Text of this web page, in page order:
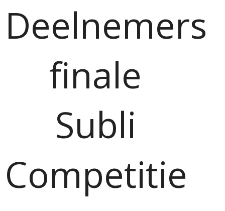
Deelnemers
finale
Subli
Competitie